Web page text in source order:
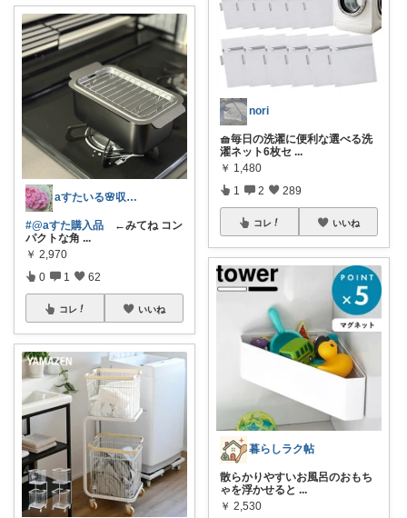
aすたいる🌸収納とちらからない暮らし♡
#@aすた購入品 ←みてね コン
パクトな角 ...
￥ 2,970
0 1 62
コレ いいね
nori
🧺毎日の洗濯に便利な選べる洗
濯ネット6枚セ ...
￥ 1,480
1 2 289
コレ いいね
暮らしラク帖
散らかりやすいお風呂のおもち
ゃを浮かせると ...
￥ 2,530